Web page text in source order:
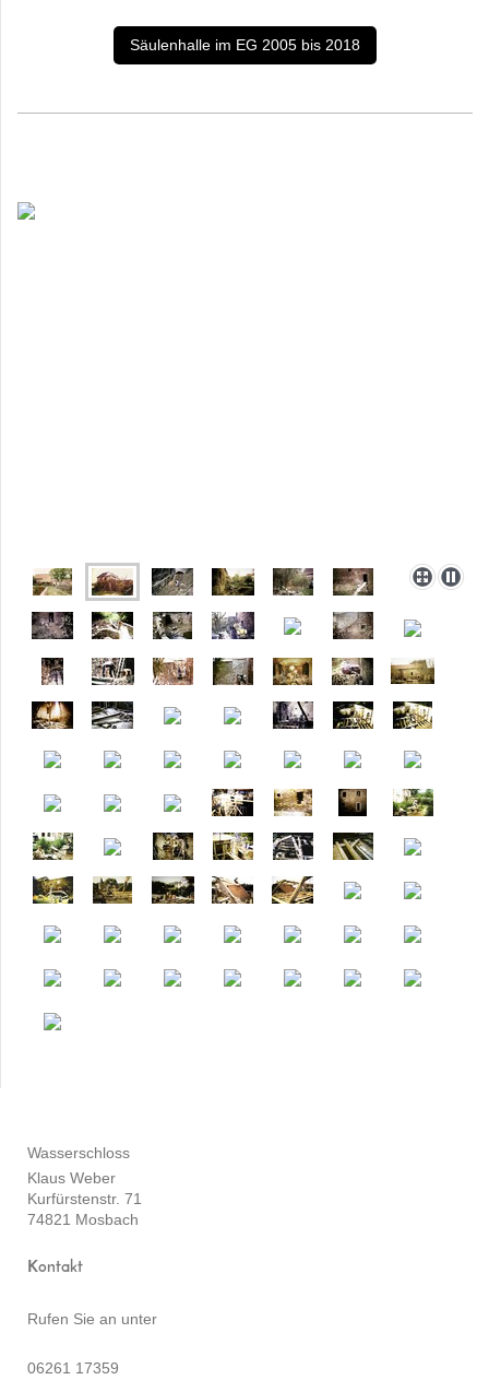
Säulenhalle im EG 2005 bis 2018
Wasserschloss
Klaus Weber
Kurfürstenstr. 71
74821 Mosbach
Kontakt
Rufen Sie an unter
06261 17359